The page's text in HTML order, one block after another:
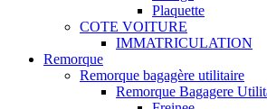
Plaquette
COTE VOITURE
IMMATRICULATION
Remorque
Remorque bagagère utilitaire
Remorque Bagagere